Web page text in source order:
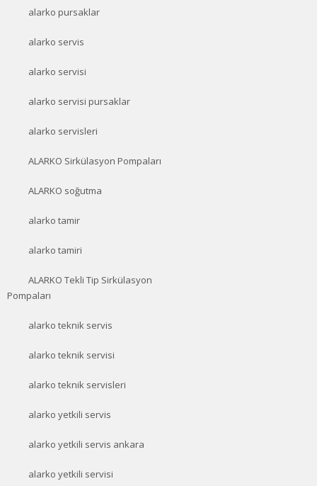
alarko pursaklar
alarko servis
alarko servisi
alarko servisi pursaklar
alarko servisleri
ALARKO Sirkülasyon Pompaları
ALARKO soğutma
alarko tamir
alarko tamiri
ALARKO Tekli Tip Sirkülasyon
Pompaları
alarko teknik servis
alarko teknik servisi
alarko teknik servisleri
alarko yetkili servis
alarko yetkili servis ankara
alarko yetkili servisi